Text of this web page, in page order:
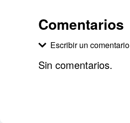
Comentarios
Escribir un comentario
Sin comentarios.